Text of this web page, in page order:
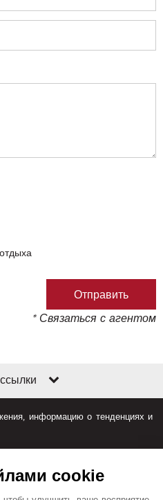
* Связаться с агентом
информацию о тенденциях и
cookie